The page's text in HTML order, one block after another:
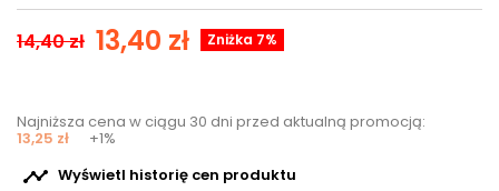
14,40 zł 13,40 zł Zniżka 7%
Najniższa cena w ciągu 30 dni przed aktualną promocją:
13,25 zł +1%
 Wyświetl historię cen produktu